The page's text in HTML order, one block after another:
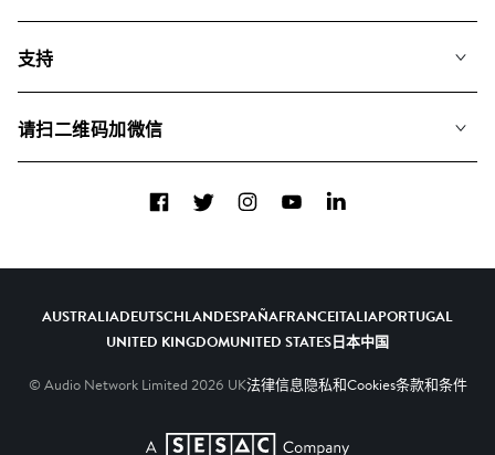
专辑
我们如何运用AI
支持
关于我们
请扫二维码加微信
FacebookTwitterInstagramYouTubeLinkedIn
AUSTRALIADEUTSCHLANDESPAÑAFRANCEITALIAPORTUGAL
UNITED KINGDOMUNITED STATES日本中国
© Audio Network Limited 2026 UK法律信息隐私和Cookies条款和条件
A SESAC Company